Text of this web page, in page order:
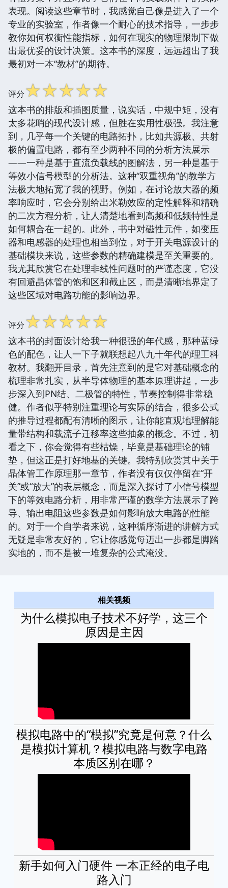
表现。阅读这些章节时，我感觉自己像是进入了一个
专业的实验室，作者像一个耐心的技术指导，一步步
教你如何权衡性能指标，如何在现实的物理限制下做
出最优妥的设计决策。这本书的深度，远远超出了我
最初对一本“教材”的期待。
评分☆☆☆☆☆
这本书的排版和插图质量，说实话，中规中矩，没有
太多花哨的现代设计感，但胜在实用性极强。我注意
到，几乎每一个关键的电路拓扑，比如共源极、共射
极的偏置电路，都有至少两种不同的分析方法展示
——一种是基于直流负载线的图解法，另一种是基于
等效小信号模型的分析法。这种“双重视角”的教学方
法极大地拓宽了我的视野。例如，在讨论放大器的频
率响应时，它会分别给出米勒效应的定性解释和精确
的二次方程分析，让人清楚地看到高频和低频特性是
如何耦合在一起的。此外，书中对磁性元件，如变压
器和电感器的处理也相当到位，对于开关电源设计的
基础模块来说，这些参数的精确建模是至关重要的。
我尤其欣赏它在处理非线性问题时的严谨态度，它没
有回避晶体管的饱和区和截止区，而是清晰地界定了
这些区域对电路功能的影响边界。
评分☆☆☆☆☆
这本书的封面设计给我一种很强的年代感，那种蓝绿
色的配色，让人一下子就联想起八九十年代的理工科
教材。我翻开目录，首先注意到的是它对基础概念的
梳理非常扎实，从半导体物理的基本原理讲起，一步
步深入到PN结、二极管的特性，节奏控制得非常稳
健。作者似乎特别注重理论与实际的结合，很多公式
的推导过程都配有清晰的图示，让你能直观地理解能
量带结构和载流子迁移率这些抽象的概念。不过，初
看之下，你会觉得有些枯燥，毕竟是基础理论的铺
垫，但这正是打好地基的关键。我特别欣赏其中关于
晶体管工作原理那一章节，作者没有仅仅停留在“开
关”或“放大”的表层概念，而是深入探讨了小信号模型
下的等效电路分析，用非常严谨的数学方法展示了跨
导、输出电阻这些参数是如何影响放大电路的性能
的。对于一个自学者来说，这种循序渐进的讲解方式
无疑是非常友好的，它让你感觉每迈出一步都是脚踏
实地的，而不是被一堆复杂的公式淹没。
相关视频
为什么模拟电子技术不好学，这三个
原因是主因
模拟电路中的“模拟”究竟是何意？什么
是模拟计算机？模拟电路与数字电路
本质区别在哪？
新手如何入门硬件 一本正经的电子电
路入门